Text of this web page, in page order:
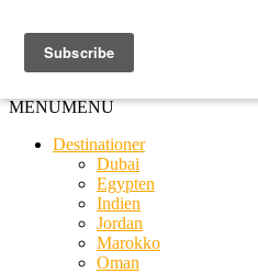
MENUMENU
Destinationer
Dubai
Egypten
Indien
Jordan
Marokko
Oman